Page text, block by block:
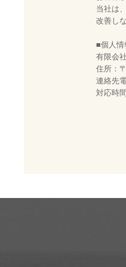
当社は
改善し
■個人情
有限会
住所：
連絡先
対応時